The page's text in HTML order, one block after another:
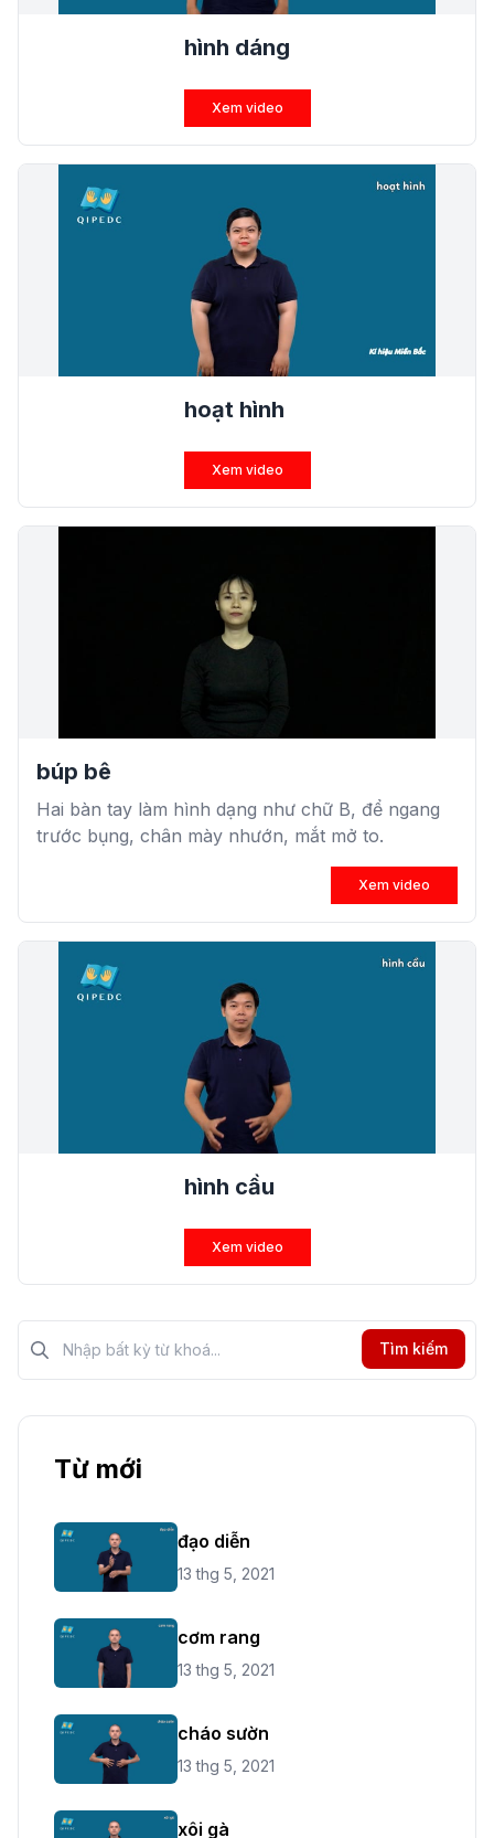
hình dáng
Xem video
hoạt hình
Xem video
búp bê
Hai bàn tay làm hình dạng như chữ B, để ngang
trước bụng, chân mày nhướn, mắt mở to.
Xem video
hình cầu
Xem video
Tìm kiếm?>
Tìm kiếm
Từ mới
đạo diễn
13 thg 5, 2021
cơm rang
13 thg 5, 2021
cháo sườn
13 thg 5, 2021
xôi gà